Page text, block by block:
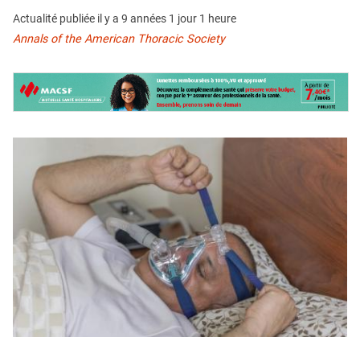
CONTACT
Actualité publiée il y a 9 années 1 jour 1 heure
Annals of the American Thoracic Society